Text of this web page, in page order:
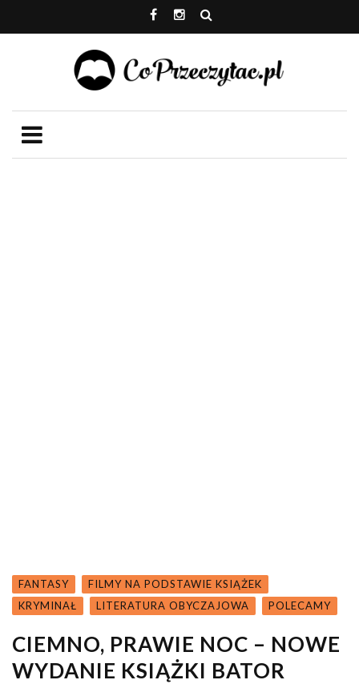
FANTASY
FILMY NA PODSTAWIE KSIĄŻEK
KRYMINAŁ
LITERATURA OBYCZAJOWA POLECAMY
CIEMNO, PRAWIE NOC – NOWE
WYDANIE KSIĄŻKI BATOR